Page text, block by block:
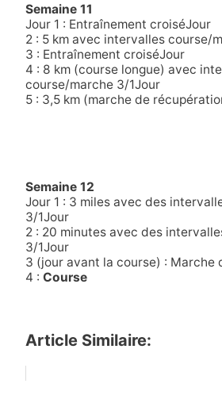
Semaine 11
Jour 1 : Entraînement croiséJour
2 : 5 km avec intervalles course/
3 : Entraînement croiséJour
4 : 8 km (course longue) avec
course/marche 3/1Jour
5 : 3,5 km (marche de
Semaine 12
Jour 1 : 3 miles avec des
3/1Jour
2 : 20 minutes avec des
3/1Jour
3 (jour avant la course) : Marche
4 : Course
Article Similaire: